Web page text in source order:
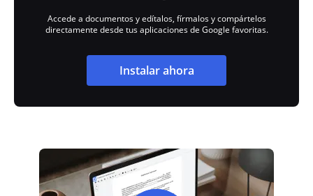
Accede a documentos y edítalos, fírmalos y compártelos
directamente desde tus aplicaciones de Google favoritas.
Instalar ahora